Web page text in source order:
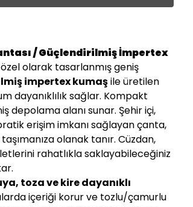
/ Güçlendirilmiş İmpertex
olarak tasarlanmış geniş
impertex kumaşile üretilen
dayanıklılık sağlar. Kompakt
depolama alanı sunar. Şehir içi,
erişim imkanı sağlayan çanta,
olanak tanır. Cüzdan,
rahatlıkla saklayabileceğiniz
toza ve kire dayanıklı
içeriği korur ve tozlu/çamurlu